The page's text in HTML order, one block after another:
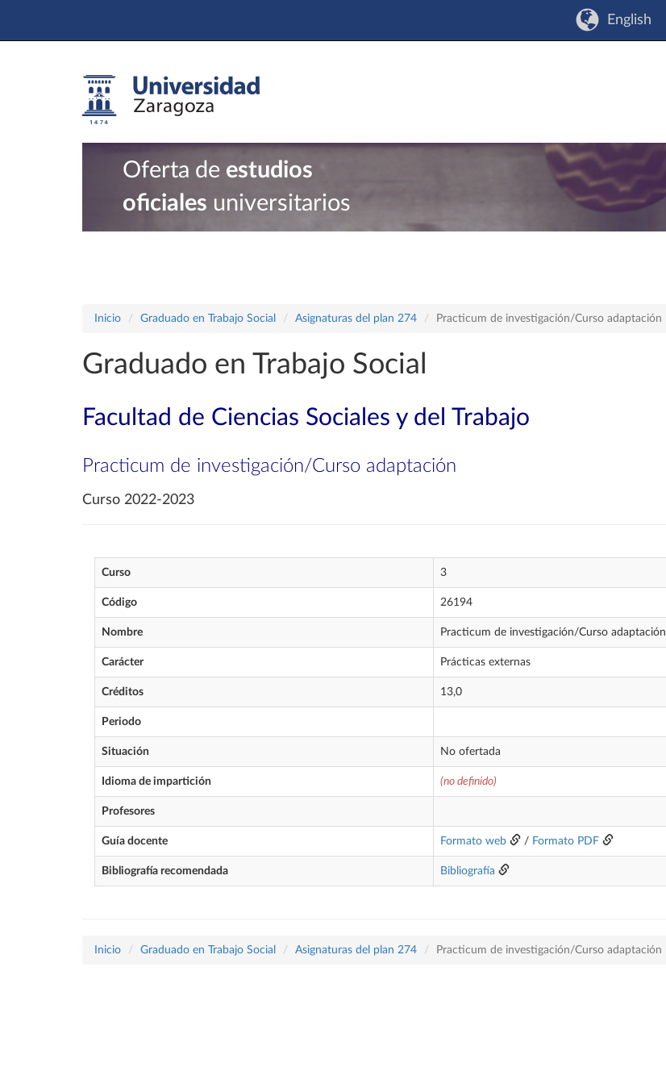
English
Oferta de estudios
oficiales universitarios
Inicio Graduado en Trabajo Social Asignaturas del plan 274 Practicum de investigación/Curso adaptación
Graduado en Trabajo Social
Facultad de Ciencias Sociales y del Trabajo
Practicum de investigación/Curso adaptación
Curso 2022-2023
Curso 3
Código 26194
Nombre Practicum de investigación/Curso adaptación
Carácter Prácticas externas
Créditos 13,0
Periodo
Situación No ofertada
Idioma de impartición (no definido)
Profesores
Guía docente Formato web / Formato PDF
Bibliografía recomendada Bibliografía
Inicio Graduado en Trabajo Social Asignaturas del plan 274 Practicum de investigación/Curso adaptación